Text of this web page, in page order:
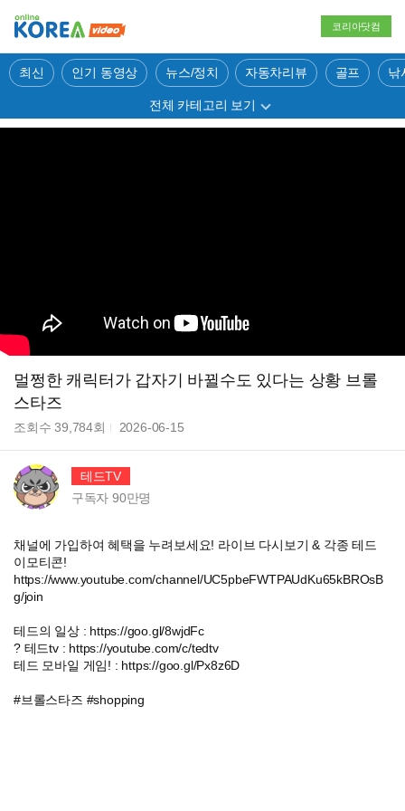
코리아닷컴
최신 인기 동영상 뉴스/정치 자동차리뷰 골프 낚
전체 카테고리 보기
멀쩡한 캐릭터가 갑자기 바뀔수도 있다는 상황 브롤
스타즈
조회수39,784회 2026-06-15
테드TV
구독자90만명
채널에 가입하여 혜택을 누려보세요! 라이브 다시보기 & 각종 테드
이모티콘!
https://www.youtube.com/channel/UC5pbeFWTPAUdKu65kBROsB
g/join
테드의 일상 : https://goo.gl/8wjdFc
? 테드tv : https://youtube.com/c/tedtv
테드 모바일 게임! : https://goo.gl/Px8z6D
#브롤스타즈 #shopping